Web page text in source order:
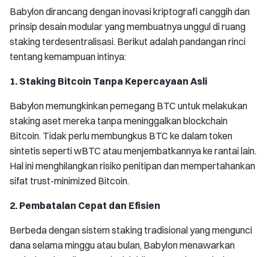
Babylon dirancang dengan inovasi kriptografi canggih dan
prinsip desain modular yang membuatnya unggul di ruang
staking terdesentralisasi. Berikut adalah pandangan rinci
tentang kemampuan intinya:
1. Staking Bitcoin Tanpa Kepercayaan Asli
Babylon memungkinkan pemegang BTC untuk melakukan
staking aset mereka tanpa meninggalkan blockchain
Bitcoin. Tidak perlu membungkus BTC ke dalam token
sintetis seperti wBTC atau menjembatkannya ke rantai lain.
Hal ini menghilangkan risiko penitipan dan mempertahankan
sifat trust-minimized Bitcoin.
2. Pembatalan Cepat dan Efisien
Berbeda dengan sistem staking tradisional yang mengunci
dana selama minggu atau bulan, Babylon menawarkan